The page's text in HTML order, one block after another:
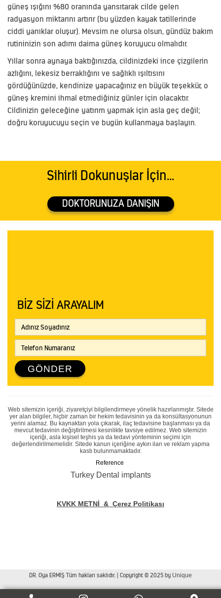
güneş ışığını %80 oranında yansıtarak cilde gelen
radyasyon miktarını artırır (bu yüzden kayak tatillerinde
ciddi yanıklar oluşur). Mevsim ne olursa olsun, gündüz bakım
rutininizin son adımı daima güneş koruyucu olmalıdır.
Yıllar sonra aynaya baktığınızda, cildinizdeki ince çizgilerin
azlığını, lekesiz berraklığını ve sağlıklı ışıltısını
gördüğünüzde, kendinize yapacağınız en büyük teşekkür, o
güneş kremini ihmal etmediğiniz günler için olacaktır.
Cildinizin geleceğine yatırım yapmak için asla geç değil;
doğru koruyucuyu seçin ve bugün kullanmaya başlayın.
Sihirli Dokunuşlar İçin...
DOKTORUNUZA DANIŞIN
BIZ SIZI ARAYALIM
GÖNDER
Web sitemizin içeriği, ziyaretçiyi bilgilendirmeye yönelik hazırlanmıştır. Sitede
yer alan bilgiler, hiçbir zaman bir hekim tedavisinin ya da konsültasyonunun
yerini alamaz. Bu kaynaktan yola çıkarak, ilaç tedavisine başlanması ya da
mevcut tedavinin değiştirilmesi kesinlikte tavsiye edilmez. Web sitemizin
içeriği, asla kişisel teşhis ya da tedavi yönteminin seçimi için
değerlendirilmemelidir. Sitede kanun içeriğine aykırı ilan ve reklam yapma
kastı bulunmamaktadır.
Reference
Turkey Dental implants
KVKK METNİ & Çerez Politikası
DR. Oya ERMİŞ Tüm hakları saklıdır. | Copyright © 2025 by Unique